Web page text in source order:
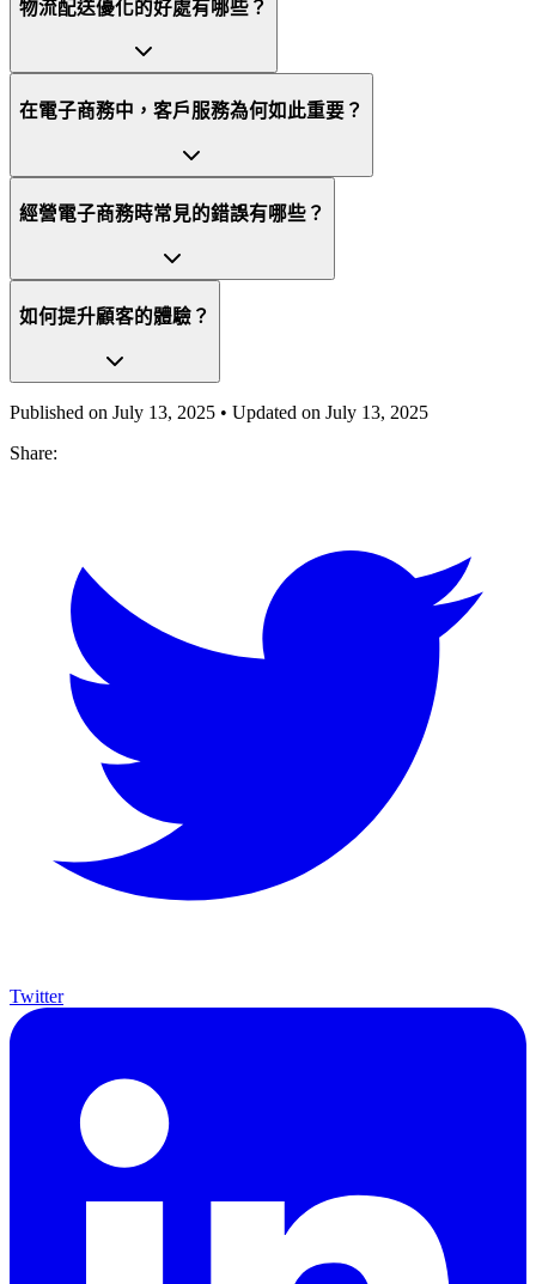
物流配送優化的好處有哪些？
在電子商務中，客戶服務為何如此重要？
經營電子商務時常見的錯誤有哪些？
如何提升顧客的體驗？
Published on July 13, 2025 • Updated on July 13, 2025
Share:
Twitter